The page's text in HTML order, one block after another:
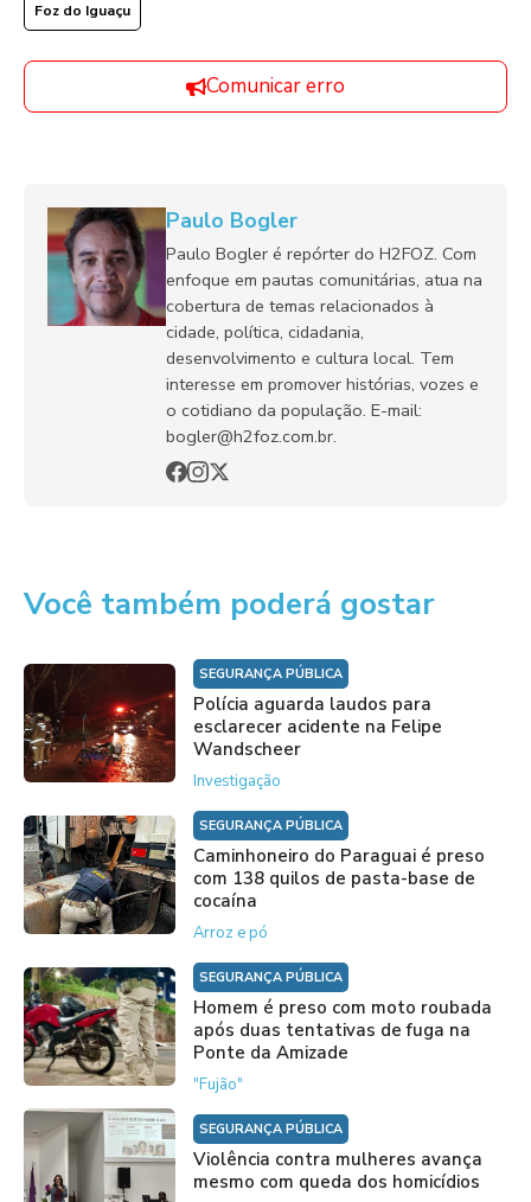
Foz do Iguaçu
Comunicar erro
Paulo Bogler
Paulo Bogler é repórter do H2FOZ. Com
enfoque em pautas comunitárias, atua na
cobertura de temas relacionados à
cidade, política, cidadania,
desenvolvimento e cultura local. Tem
interesse em promover histórias, vozes e
o cotidiano da população. E-mail:
bogler@h2foz.com.br.
Você também poderá gostar
SEGURANÇA PÚBLICA
Polícia aguarda laudos para
esclarecer acidente na Felipe
Wandscheer
Investigação
SEGURANÇA PÚBLICA
Caminhoneiro do Paraguai é preso
com 138 quilos de pasta-base de
cocaína
Arroz e pó
SEGURANÇA PÚBLICA
Homem é preso com moto roubada
após duas tentativas de fuga na
Ponte da Amizade
"Fujão"
SEGURANÇA PÚBLICA
Violência contra mulheres avança
mesmo com queda dos homicídios